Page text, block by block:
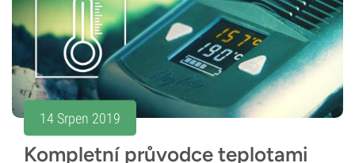
14 Srpen 2019
Kompletní průvodce teplotami